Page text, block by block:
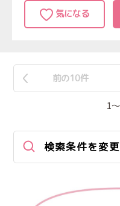
前の10件
1
検索条件を変